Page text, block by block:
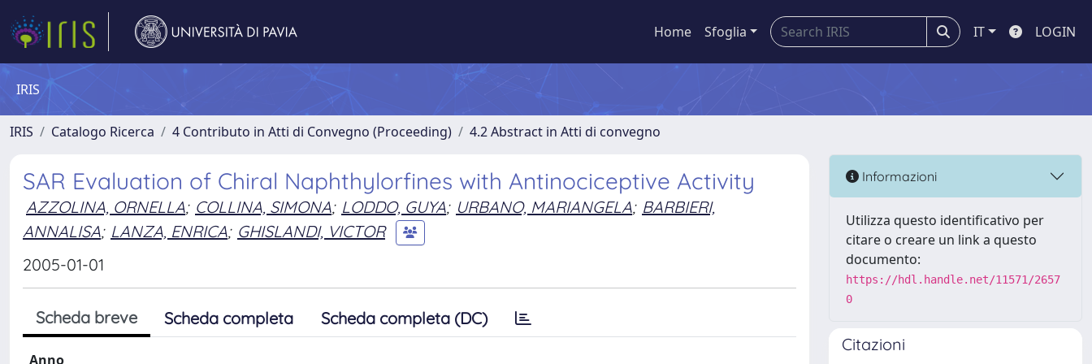
Home Sfoglia IT LOGIN
IRIS
IRIS Catalogo Ricerca 4 Contributo in Atti di Convegno (Proceeding) 4.2 Abstract in Atti di convegno
SAR Evaluation of Chiral Naphthylorfines with Antinociceptive Activity
AZZOLINA, ORNELLA; COLLINA, SIMONA; LODDO, GUYA; URBANO, MARIANGELA; BARBIERI,
ANNALISA; LANZA, ENRICA; GHISLANDI, VICTOR
2005-01-01
Scheda breve Scheda completa Scheda completa (DC)
Anno
Informazioni
Utilizza questo identificativo per
citare o creare un link a questo
documento:
https://hdl.handle.net/11571/2657
0
Citazioni